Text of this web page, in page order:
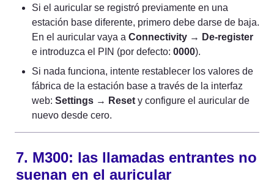
Si el auricular se registró previamente en una
estación base diferente, primero debe darse de baja.
En el auricular vaya a Connectivity → De-register
e introduzca el PIN (por defecto: 0000).
Si nada funciona, intente restablecer los valores de
fábrica de la estación base a través de la interfaz
web: Settings → Reset y configure el auricular de
nuevo desde cero.
7. M300: las llamadas entrantes no
suenan en el auricular